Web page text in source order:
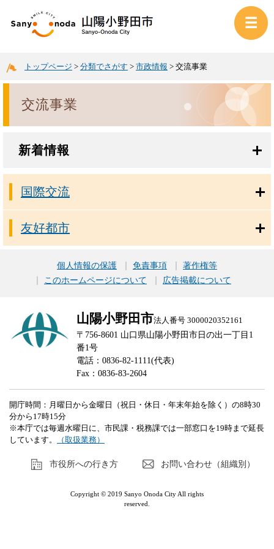
トップページ > 分類でさがす > 市政情報 > 交流事業
交流事業
新着情報
国際交流
友好都市
個人情報の保護 免責事項
著作権等
このホームページについて
広告掲載について
山陽小野田市法人番号 3000020352161
〒756-8601 山口県山陽小野田市日の出一丁目1
番1号
電話：0836-82-1111(代表)
Fax：0836-83-2604
開庁時間：月曜日から金曜日（祝日・休日・年末年始を除く）の8時30
分から17時15分
※本庁では毎週水曜日に、市民課・税務課では一部窓口を19時まで延長
しています。
（取扱業務）
市役所への行き方 お問い合わせ（組織別）
Copyright © 2019 Sanyo Onoda City All rights
reserved.